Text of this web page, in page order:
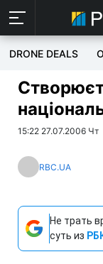
DRONE DEALS
15:22 27.07.2006 Чт
RBC.UA
Не трать
суть из